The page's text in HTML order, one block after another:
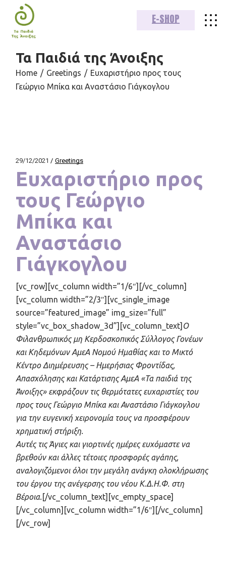
content
E-SHOP
Τα Παιδιά της Άνοιξης
Home Greetings
Ευχαριστήριο προς τους
Γεώργιο Μπίκα και Αναστάσιο Γιάγκογλου
29/12/2021 Greetings
Ευχαριστήριο προς
τους Γεώργιο
Μπίκα και
Αναστάσιο
Γιάγκογλου
[vc_row][vc_column width=”1/6″][/vc_column]
[vc_column width=”2/3″][vc_single_image
source=”featured_image” img_size=”full”
style=”vc_box_shadow_3d”][vc_column_text] Ο
Φιλανθρωπικός μη Κερδοσκοπικός Σύλλογος Γονέων
και Κηδεμόνων ΑμεΑ Νομού Ημαθίας και το Μικτό
Κέντρο Διημέρευσης – Ημερήσιας Φροντίδας,
Απασχόλησης και Κατάρτισης ΑμεΑ «Τα παιδιά της
Άνοιξης» εκφράζουν τις θερμότατες ευχαριστίες του
προς τους Γεώργιο Μπίκα και Αναστάσιο Γιάγκογλου
για την ευγενική χειρονομία τους να προσφέρουν
χρηματική στήριξη.
Αυτές τις Άγιες και γιορτινές ημέρες ευχόμαστε να
βρεθούν και άλλες τέτοιες προσφορές αγάπης,
αναλογιζόμενοι όλοι την μεγάλη ανάγκη ολοκλήρωσης
του έργου της ανέγερσης του νέου Κ.Δ.Η.Φ. στη
Βέροια.[/vc_column_text][vc_empty_space]
[/vc_column][vc_column width=”1/6″][/vc_column]
[/vc_row]